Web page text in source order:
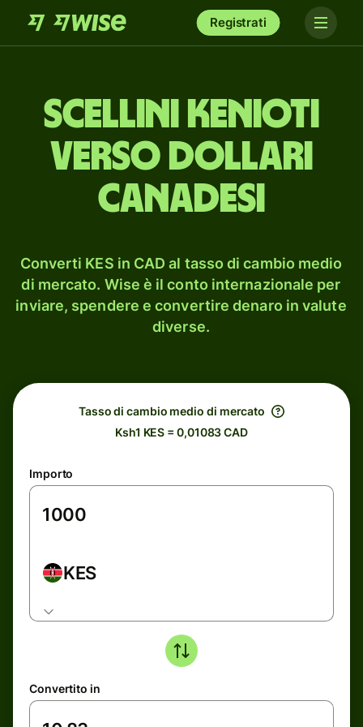
Registrati
scellini kenioti
verso dollari
canadesi
Converti KES in CAD al tasso di cambio medio
di mercato. Wise è il conto internazionale per
inviare, spendere e convertire denaro in valute
diverse.
Tasso di cambio medio di mercato
Ksh1 KES = 0,01083 CAD
Importo
KES
Convertito in